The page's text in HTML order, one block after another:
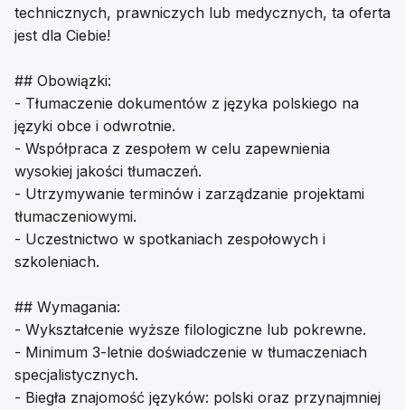
technicznych, prawniczych lub medycznych, ta oferta
jest dla Ciebie!
## Obowiązki:
- Tłumaczenie dokumentów z języka polskiego na
języki obce i odwrotnie.
- Współpraca z zespołem w celu zapewnienia
wysokiej jakości tłumaczeń.
- Utrzymywanie terminów i zarządzanie projektami
tłumaczeniowymi.
- Uczestnictwo w spotkaniach zespołowych i
szkoleniach.
## Wymagania:
- Wykształcenie wyższe filologiczne lub pokrewne.
- Minimum 3-letnie doświadczenie w tłumaczeniach
specjalistycznych.
- Biegła znajomość języków: polski oraz przynajmniej